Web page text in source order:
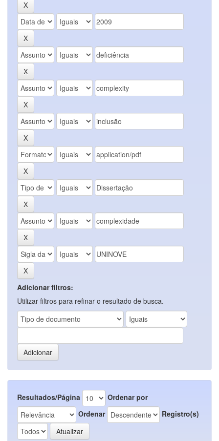
Adicionar filtros:
Utilizar filtros para refinar o resultado de busca.
Resultados/Página
Ordenar por
Ordenar
Registro(s)